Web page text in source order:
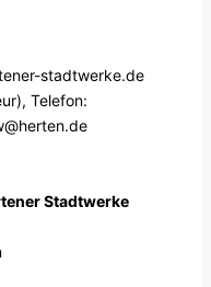
stadtwerke.de
Telefon:
Stadtwerke